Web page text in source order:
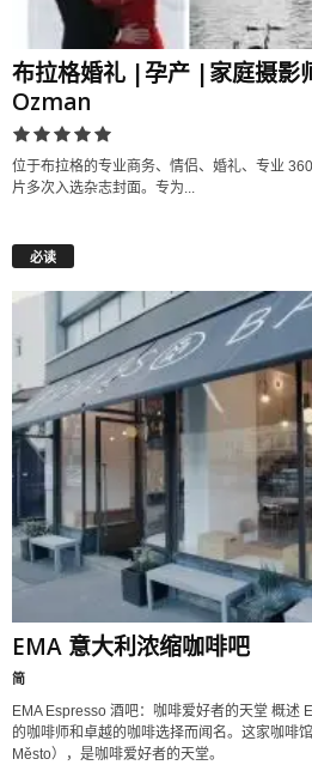
布拉格婚礼 |孕产 |家庭摄
Ozman
位于布拉格的专业商务、情侣、婚礼、专业
片多次入选杂志封面。专为...
必读
EMA 意大利浓缩咖啡吧
简
EMA Espresso 酒吧：咖啡爱好者的天堂 概述
的咖啡师和卓越的咖啡选择而闻名。这家咖啡
Město），是咖啡爱好者的天堂。